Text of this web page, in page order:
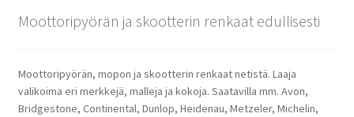
Moottoripyörän ja skootterin renkaat edullisesti
Moottoripyörän, mopon ja skootterin renkaat netistä. Laaja
valikoima eri merkkejä, malleja ja kokoja. Saatavilla mm. Avon,
Bridgestone, Continental, Dunlop, Heidenau, Metzeler, Michelin,